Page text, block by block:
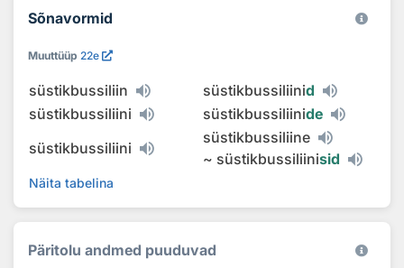
Sõnavormid
Muuttüüp 22e
süstikbussiliin süstikbussiliinid
süstikbussiliini
süstikbussiliinide
süstikbussiliini
süstikbussiliine
~ süstikbussiliinisid
Näita tabelina
Päritolu andmed puuduvad